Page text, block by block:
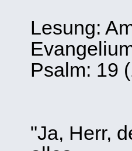
Lesung:
Psalm: 19
"Ja, Herr,